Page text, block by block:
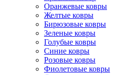
Оранжевые ковры
Желтые ковры
Бирюзовые ковры
Зеленые ковры
Голубые ковры
Синие ковры
Розовые ковры
Фиолетовые ковры